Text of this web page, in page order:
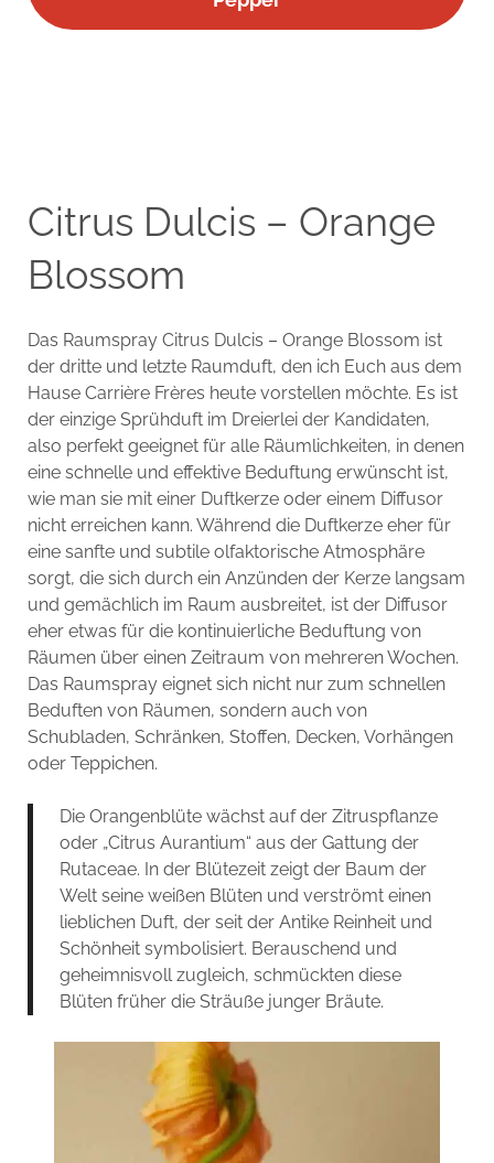
Citrus Dulcis – Orange
Blossom
Das Raumspray Citrus Dulcis – Orange Blossom ist
der dritte und letzte Raumduft, den ich Euch aus dem
Hause Carrière Frères heute vorstellen möchte. Es ist
der einzige Sprühduft im Dreierlei der Kandidaten,
also perfekt geeignet für alle Räumlichkeiten, in denen
eine schnelle und effektive Beduftung erwünscht ist,
wie man sie mit einer Duftkerze oder einem Diffusor
nicht erreichen kann. Während die Duftkerze eher für
eine sanfte und subtile olfaktorische Atmosphäre
sorgt, die sich durch ein Anzünden der Kerze langsam
und gemächlich im Raum ausbreitet, ist der Diffusor
eher etwas für die kontinuierliche Beduftung von
Räumen über einen Zeitraum von mehreren Wochen.
Das Raumspray eignet sich nicht nur zum schnellen
Beduften von Räumen, sondern auch von
Schubladen, Schränken, Stoffen, Decken, Vorhängen
oder Teppichen.
Die Orangenblüte wächst auf der Zitruspflanze
oder „Citrus Aurantium“ aus der Gattung der
Rutaceae. In der Blütezeit zeigt der Baum der
Welt seine weißen Blüten und verströmt einen
lieblichen Duft, der seit der Antike Reinheit und
Schönheit symbolisiert. Berauschend und
geheimnisvoll zugleich, schmückten diese
Blüten früher die Sträuße junger Bräute.